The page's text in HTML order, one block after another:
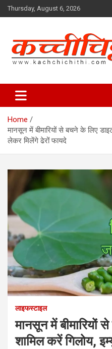
Skip
to
Thursday, August 6, 2026
Kachchichithi
Home
मानसून में बीमारियों से बचने के लिए
लेकर मिलेंगे ढेरों फायदे
लाइफस्टाइल
मानसून में बीमारियों
शामिल करें गिलोय,